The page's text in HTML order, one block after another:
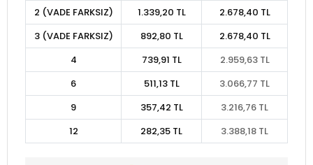
2 (VADE FARKSIZ)
1.339,20 TL
2.678,40 TL
3 (VADE FARKSIZ)
892,80 TL
2.678,40 TL
4
739,91 TL
2.959,63 TL
6
511,13 TL
3.066,77 TL
9
357,42 TL
3.216,76 TL
12
282,35 TL 3.388,18 TL